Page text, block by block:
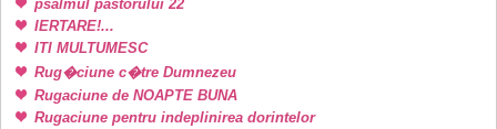
psalmul pastorului 22
IERTARE!...
ITI MULTUMESC
Rug�ciune c�tre Dumnezeu
Rugaciune de NOAPTE BUNA
Rugaciune pentru indeplinirea dorintelor